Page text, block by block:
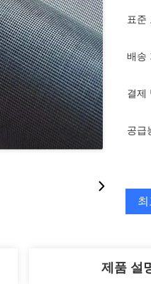
표준
배송
결제
공급
최
제품 설